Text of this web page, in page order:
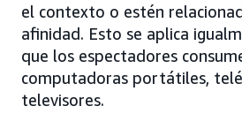
el contexto o estén
afinidad. Esto se aplica
que los espectadores
computadoras portátiles,
televisores.